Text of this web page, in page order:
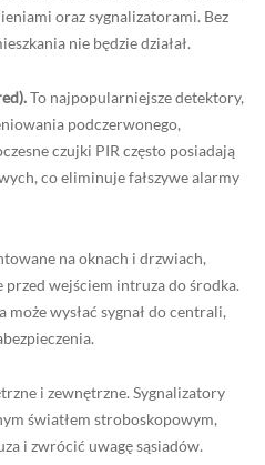
oraz sygnalizatorami. Bez
nie będzie działał.
To najpopularniejsze detektory,
podczerwonego,
czujki PIR często posiadają
co eliminuje fałszywe alarmy
na oknach i drzwiach,
wejściem intruza do środka.
wysłać sygnał do centrali,
i zewnętrzne. Sygnalizatory
światłem stroboskopowym,
i zwrócić uwagę sąsiadów.